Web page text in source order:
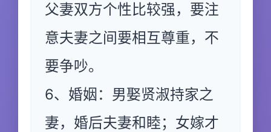
父妻双方个性比较强，要注
意夫妻之间要相互尊重，不
要争吵。
6、婚姻：男娶贤淑持家之
妻，婚后夫妻和睦；女嫁才